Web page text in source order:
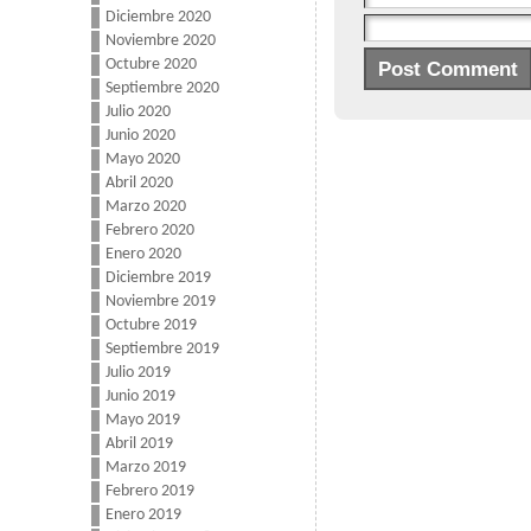
Diciembre 2020
Noviembre 2020
Octubre 2020
Septiembre 2020
Julio 2020
Junio 2020
Mayo 2020
Abril 2020
Marzo 2020
Febrero 2020
Enero 2020
Diciembre 2019
Noviembre 2019
Octubre 2019
Septiembre 2019
Julio 2019
Junio 2019
Mayo 2019
Abril 2019
Marzo 2019
Febrero 2019
Enero 2019